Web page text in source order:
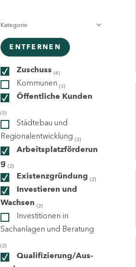
Kategorie
ENTFERNEN
Zuschuss (4)
Kommunen (3)
Öffentliche Kunden
(3)
Städtebau und
Regionalentwicklung (3)
Arbeitsplatzförderun
g (2)
Existenzgründung (2)
Investieren und
Wachsen (2)
Investitionen in
Sachanlagen und Beratung
(2)
Qualifizierung/Aus-